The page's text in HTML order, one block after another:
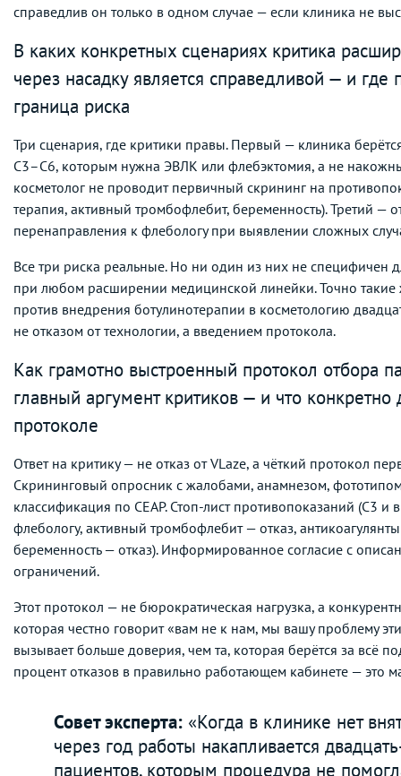
справедлив он только в одном случае — если клиника не
В каких конкретных сценариях критика
через насадку является справедливой — и где
граница риска
Три сценария, где критики правы. Первый — клиника
C3–C6, которым нужна ЭВЛК или флебэктомия, а не
косметолог не проводит первичный скрининг на
терапия, активный тромбофлебит, беременность). Третий —
перенаправления к флебологу при выявлении сложных
Все три риска реальные. Но ни один из них не специфичен
при любом расширении медицинской линейки. Точно такие
против внедрения ботулинотерапии в косметологию
не отказом от технологии, а введением протокола.
Как грамотно выстроенный протокол отбора
главный аргумент критиков — и что
протоколе
Ответ на критику — не отказ от VLaze, а чёткий протокол
Скрининговый опросник с жалобами, анамнезом,
классификация по CEAP. Стоп-лист противопоказаний (C3
флебологу, активный тромбофлебит — отказ,
беременность — отказ). Информированное согласие с
ограничений.
Этот протокол — не бюрократическая нагрузка, а
которая честно говорит «вам не к нам, мы вашу проблему
вызывает больше доверия, чем та, которая берётся за всё
процент отказов в правильно работающем кабинете — это
Совет эксперта: «Когда в клинике нет
через год работы накапливается
пациентов, которым процедура не